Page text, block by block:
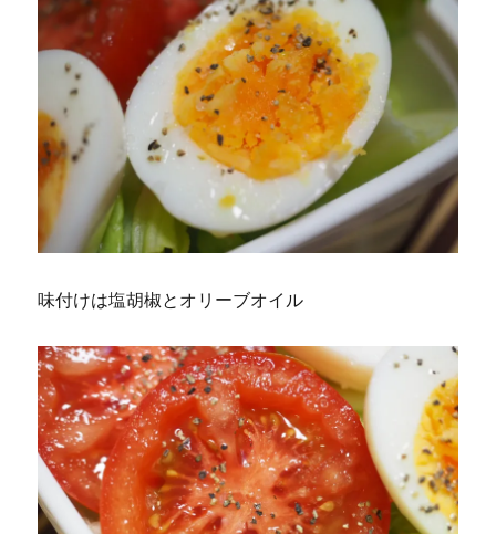
味付けは塩胡椒とオリーブオイル